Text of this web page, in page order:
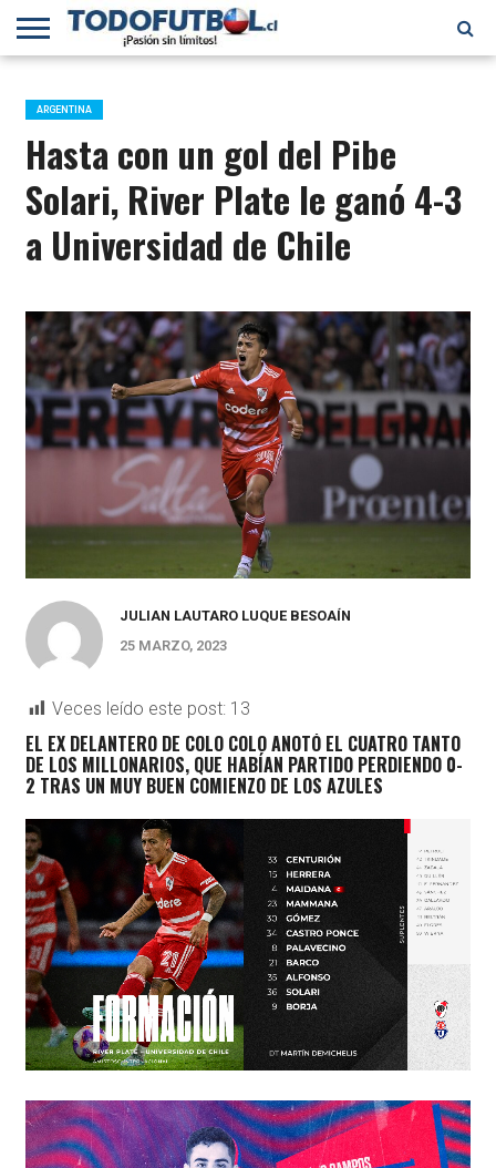
PRIMERA
B
SELECCIÓN
CHILENA
CHILENOS
EN EL
MUNDO
FÚTBOL
INTERNACIONAL
ARGENTINA
Hasta con un gol del Pibe
Solari, River Plate le ganó 4-3
a Universidad de Chile
JULIAN LAUTARO LUQUE BESOAÍN
25 MARZO, 2023
Veces leído este post: 13
EL EX DELANTERO DE COLO COLO ANOTÓ EL CUATRO TANTO
DE LOS MILLONARIOS, QUE HABÍAN PARTIDO PERDIENDO 0-
2 TRAS UN MUY BUEN COMIENZO DE LOS AZULES